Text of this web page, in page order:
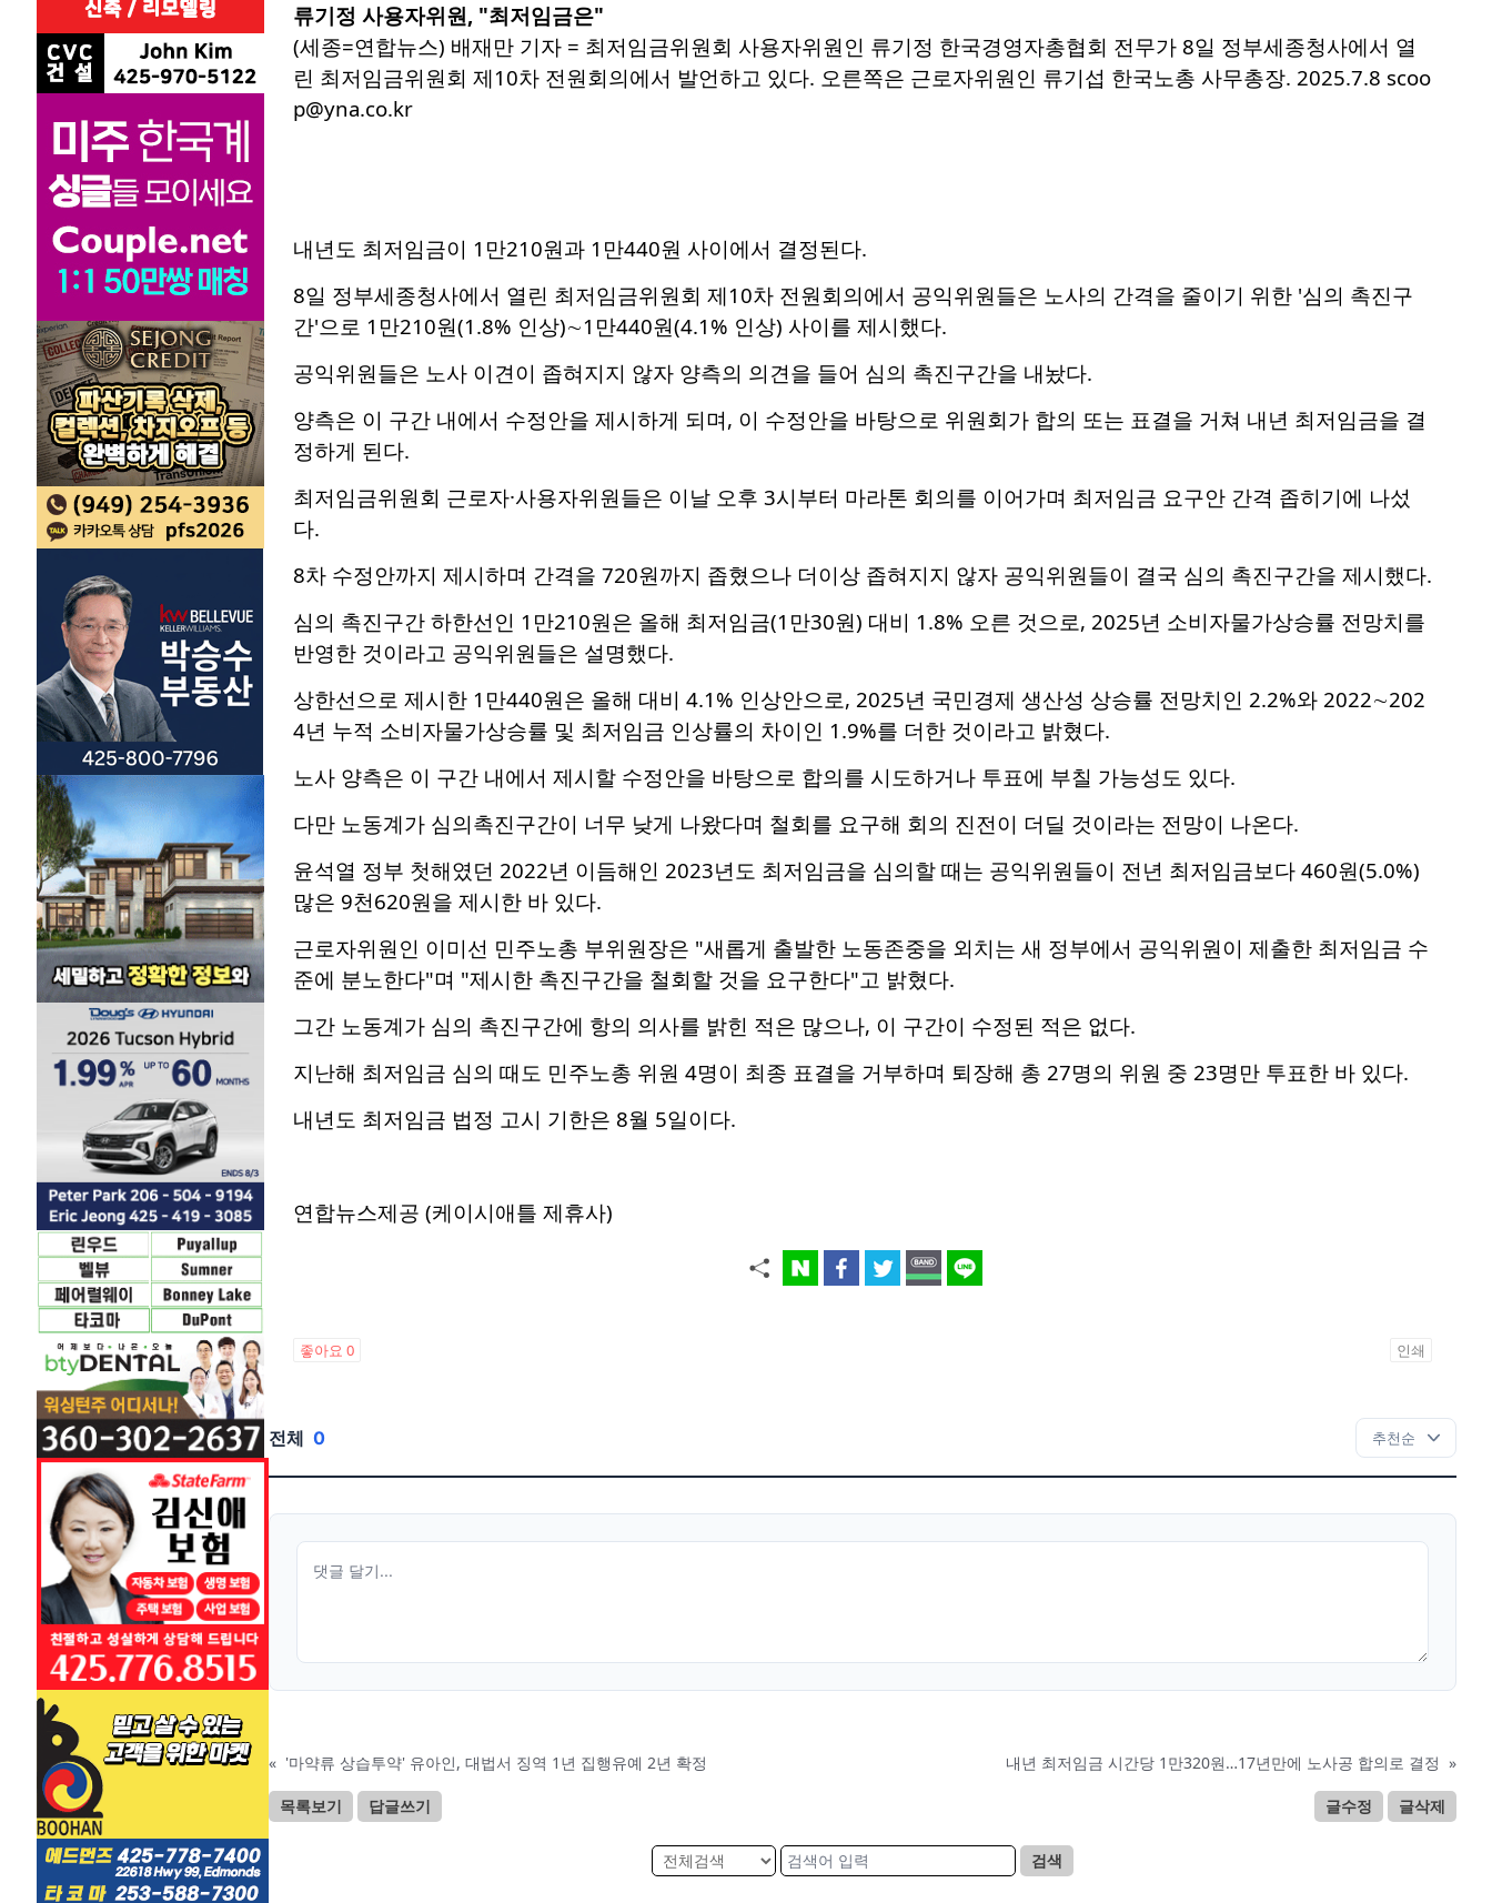
류기정 사용자위원, "최저임금은"
(세종=연합뉴스) 배재만 기자 = 최저임금위원회 사용자위원인 류기정 한국경영자총협회 전무가 8일 정부세종청사에서 열
린 최저임금위원회 제10차 전원회의에서 발언하고 있다. 오른쪽은 근로자위원인 류기섭 한국노총 사무총장. 2025.7.8 scoo
p@yna.co.kr
내년도 최저임금이 1만210원과 1만440원 사이에서 결정된다.
8일 정부세종청사에서 열린 최저임금위원회 제10차 전원회의에서 공익위원들은 노사의 간격을 줄이기 위한 '심의 촉진구
간'으로 1만210원(1.8% 인상)∼1만440원(4.1% 인상) 사이를 제시했다.
공익위원들은 노사 이견이 좁혀지지 않자 양측의 의견을 들어 심의 촉진구간을 내놨다.
양측은 이 구간 내에서 수정안을 제시하게 되며, 이 수정안을 바탕으로 위원회가 합의 또는 표결을 거쳐 내년 최저임금을 결
정하게 된다.
최저임금위원회 근로자·사용자위원들은 이날 오후 3시부터 마라톤 회의를 이어가며 최저임금 요구안 간격 좁히기에 나섰
다.
8차 수정안까지 제시하며 간격을 720원까지 좁혔으나 더이상 좁혀지지 않자 공익위원들이 결국 심의 촉진구간을 제시했다.
심의 촉진구간 하한선인 1만210원은 올해 최저임금(1만30원) 대비 1.8% 오른 것으로, 2025년 소비자물가상승률 전망치를
반영한 것이라고 공익위원들은 설명했다.
상한선으로 제시한 1만440원은 올해 대비 4.1% 인상안으로, 2025년 국민경제 생산성 상승률 전망치인 2.2%와 2022∼202
4년 누적 소비자물가상승률 및 최저임금 인상률의 차이인 1.9%를 더한 것이라고 밝혔다.
노사 양측은 이 구간 내에서 제시할 수정안을 바탕으로 합의를 시도하거나 투표에 부칠 가능성도 있다.
다만 노동계가 심의촉진구간이 너무 낮게 나왔다며 철회를 요구해 회의 진전이 더딜 것이라는 전망이 나온다.
윤석열 정부 첫해였던 2022년 이듬해인 2023년도 최저임금을 심의할 때는 공익위원들이 전년 최저임금보다 460원(5.0%)
많은 9천620원을 제시한 바 있다.
근로자위원인 이미선 민주노총 부위원장은 "새롭게 출발한 노동존중을 외치는 새 정부에서 공익위원이 제출한 최저임금 수
준에 분노한다"며 "제시한 촉진구간을 철회할 것을 요구한다"고 밝혔다.
그간 노동계가 심의 촉진구간에 항의 의사를 밝힌 적은 많으나, 이 구간이 수정된 적은 없다.
지난해 최저임금 심의 때도 민주노총 위원 4명이 최종 표결을 거부하며 퇴장해 총 27명의 위원 중 23명만 투표한 바 있다.
내년도 최저임금 법정 고시 기한은 8월 5일이다.
연합뉴스제공 (케이시애틀 제휴사)
좋아요 0 인쇄
전체 0
« '마약류 상습투약' 유아인, 대법서 징역 1년 집행유예 2년 확정 내년 최저임금 시간당 1만320원…17년만에 노사공 합의로 결정 »
목록보기 답글쓰기 글수정 글삭제
검색